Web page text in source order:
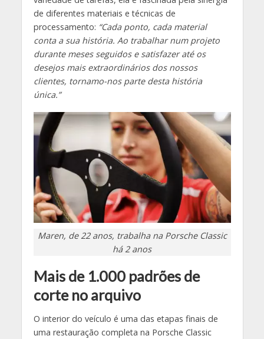
de diferentes materiais e técnicas de
processamento: “Cada ponto, cada material
conta a sua história. Ao trabalhar num projeto
durante meses seguidos e satisfazer até os
desejos mais extraordinários dos nossos
clientes, tornamo-nos parte desta história
única.”
Maren, de 22 anos, trabalha na Porsche Classic
há 2 anos
Mais de 1.000 padrões de
corte no arquivo
O interior do veículo é uma das etapas finais de
uma restauração completa na Porsche Classic